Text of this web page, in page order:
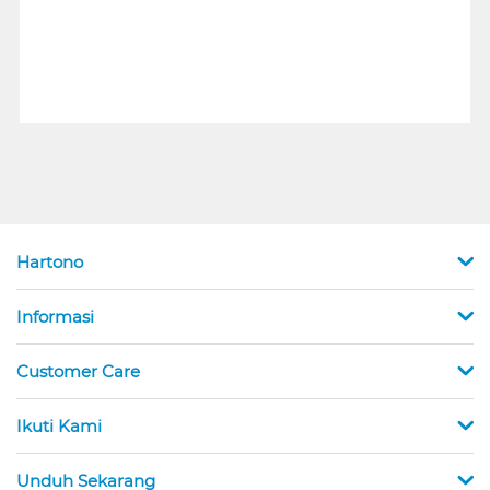
Hartono
Informasi
Customer Care
Ikuti Kami
Unduh Sekarang